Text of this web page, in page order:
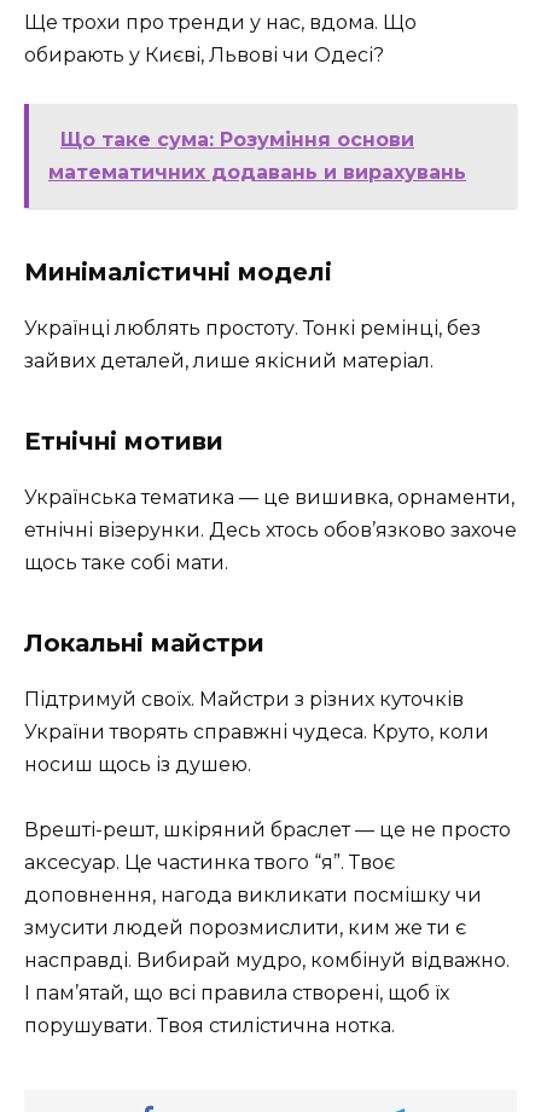
Ще трохи про тренди у нас, вдома. Що
обирають у Києві, Львові чи Одесі?
Що таке сума: Розуміння основи
математичних додавань и вирахувань
Минімалістичні моделі
Українці люблять простоту. Тонкі ремінці, без
зайвих деталей, лише якісний матеріал.
Етнічні мотиви
Українська тематика — це вишивка, орнаменти,
етнічні візерунки. Десь хтось обов’язково захоче
щось таке собі мати.
Локальні майстри
Підтримуй своїх. Майстри з різних куточків
України творять справжні чудеса. Круто, коли
носиш щось із душею.
Врешті-решт, шкіряний браслет — це не просто
аксесуар. Це частинка твого “я”. Твоє
доповнення, нагода викликати посмішку чи
змусити людей порозмислити, ким же ти є
насправді. Вибирай мудро, комбінуй відважно.
І пам’ятай, що всі правила створені, щоб їх
порушувати. Твоя стилістична нотка.